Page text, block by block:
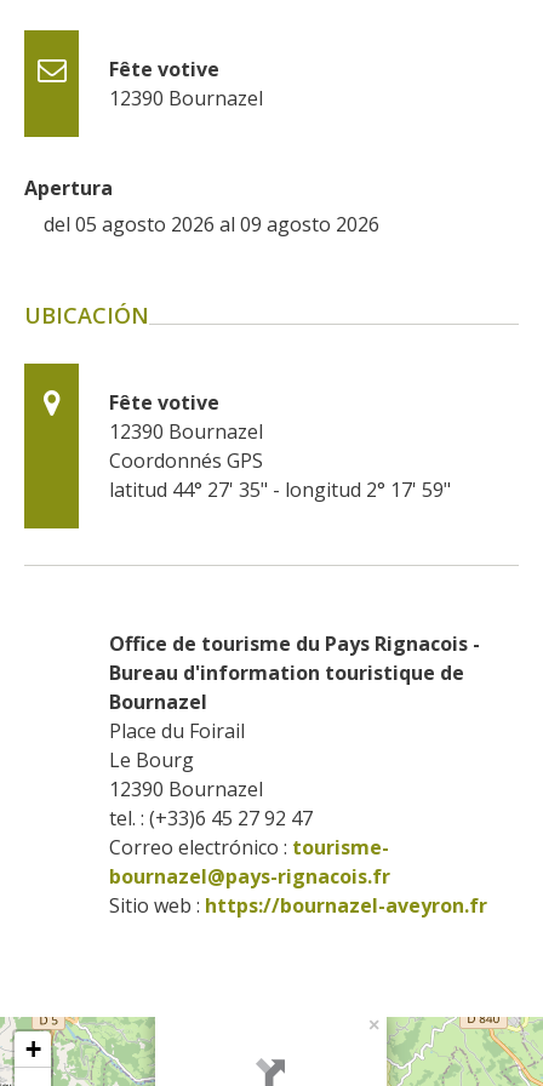
kilómetros
Los más bonitos pueblos en
El Pays des Bastides du
Las ciudades y países de
De la valle del Lot al País
Patrimonio mundial de la
UNESCO
Fête votive
12390 Bournazel
Apertura
del 05 agosto 2026 al 09 agosto 2026
UBICACIÓN
Fête votive
12390 Bournazel
Coordonnés GPS
latitud 44° 27' 35" - longitud 2° 17' 59"
Office de tourisme du Pays Rignacois -
Bureau d'information touristique de
Bournazel
Place du Foirail
Le Bourg
12390 Bournazel
tel. : (+33)6 45 27 92 47
Correo electrónico : tourisme-
bournazel@pays-rignacois.fr
Sitio web : https://bournazel-aveyron.fr
×
+